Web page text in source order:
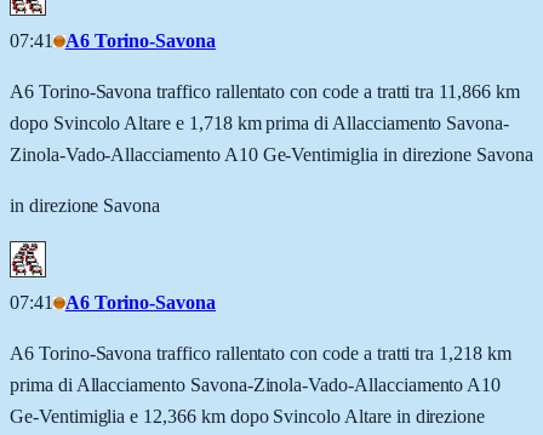
07:41 A6 Torino-Savona
A6 Torino-Savona traffico rallentato con code a tratti tra 11,866 km
dopo Svincolo Altare e 1,718 km prima di Allacciamento Savona-
Zinola-Vado-Allacciamento A10 Ge-Ventimiglia in direzione Savona
in direzione Savona
07:41 A6 Torino-Savona
A6 Torino-Savona traffico rallentato con code a tratti tra 1,218 km
prima di Allacciamento Savona-Zinola-Vado-Allacciamento A10
Ge-Ventimiglia e 12,366 km dopo Svincolo Altare in direzione